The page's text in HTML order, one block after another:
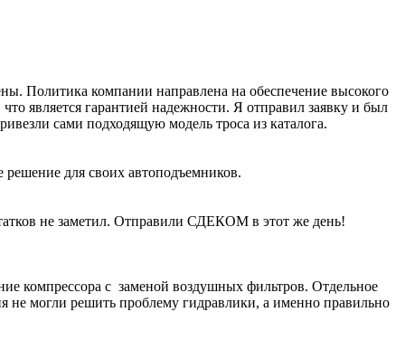
Политика компании направлена на обеспечение высокого
является гарантией надежности. Я отправил заявку и был
сами подходящую модель троса из каталога.
для своих автоподъемников.
не заметил. Отправили СДЕКОМ в этот же день!
компрессора с заменой воздушных фильтров. Отдельное
не могли решить проблему гидравлики, а именно правильно